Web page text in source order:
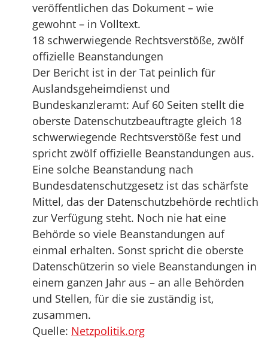
veröffentlichen das Dokument – wie
gewohnt – in Volltext.
18 schwerwiegende Rechtsverstöße, zwölf
offizielle Beanstandungen
Der Bericht ist in der Tat peinlich für
Auslandsgeheimdienst und
Bundeskanzleramt: Auf 60 Seiten stellt die
oberste Datenschutzbeauftragte gleich 18
schwerwiegende Rechtsverstöße fest und
spricht zwölf offizielle Beanstandungen aus.
Eine solche Beanstandung nach
Bundesdatenschutzgesetz ist das schärfste
Mittel, das der Datenschutzbehörde rechtlich
zur Verfügung steht. Noch nie hat eine
Behörde so viele Beanstandungen auf
einmal erhalten. Sonst spricht die oberste
Datenschützerin so viele Beanstandungen in
einem ganzen Jahr aus – an alle Behörden
und Stellen, für die sie zuständig ist,
zusammen.
Quelle: Netzpolitik.org